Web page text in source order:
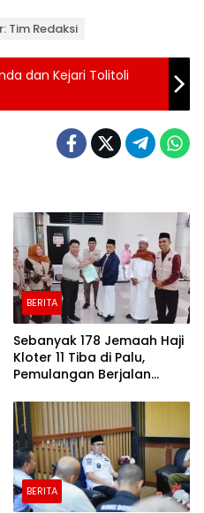
Tim Redaksi
dan Kejari Tolitoli
BERITA
Sebanyak 178 Jemaah Haji
Kloter 11 Tiba di Palu,
Pemulangan Berjalan
BERITA